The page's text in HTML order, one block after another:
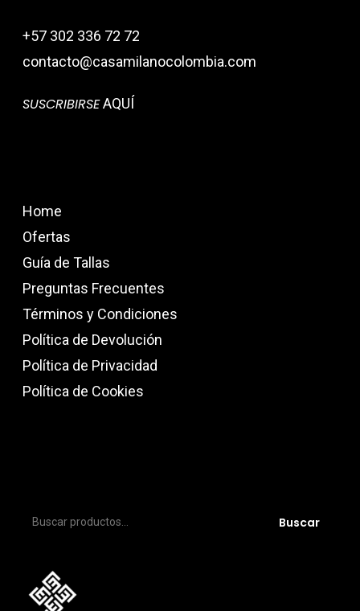
+57 302 336 72 72
contacto@casamilanocolombia.com
SUSCRIBIRSEAQUÍ
Home
Ofertas
Guía de Tallas
Preguntas Frecuentes
Términos y Condiciones
Política de Devolución
Política de Privacidad
Política de Cookies
Buscar
Buscar